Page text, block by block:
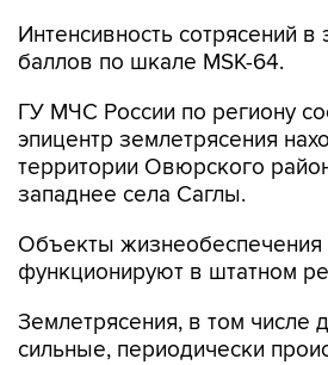
Интенсивность сотрясений в
баллов по шкале MSK-64.
ГУ МЧС России по региону
эпицентр землетрясения
территории Овюрского
западнее села Саглы.
Объекты жизнеобеспечения
функционируют в штатном
Землетрясения, в том числе
сильные, периодически